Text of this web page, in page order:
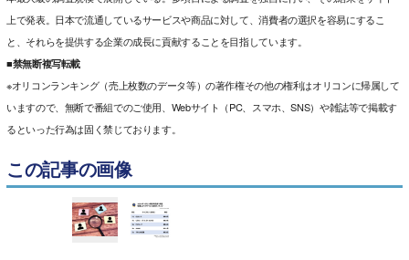
上で発表。日本で流通しているサービスや商品に対して、消費者の選択を容易にするこ
と、それらを提供する企業の成長に貢献することを目指しています。
■禁無断複写転載
※オリコンランキング（売上枚数のデータ等）の著作権その他の権利はオリコンに帰属して
いますので、無断で番組でのご使用、Webサイト（PC、スマホ、SNS）や雑誌等で掲載す
るといった行為は固く禁じております。
この記事の画像